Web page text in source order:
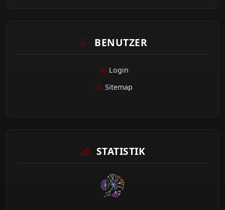
BENUTZER
Login
Sitemap
STATISTIK